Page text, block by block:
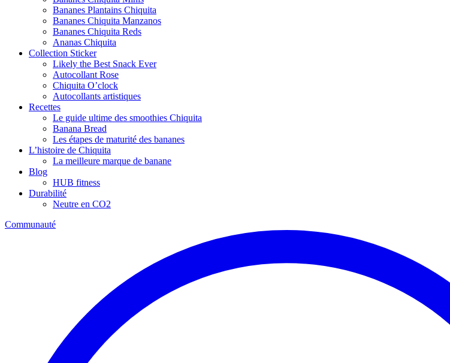
Bananes Plantains Chiquita
Bananes Chiquita Manzanos
Bananes Chiquita Reds
Ananas Chiquita
Collection Sticker
Likely the Best Snack Ever
Autocollant Rose
Chiquita O’clock
Autocollants artistiques
Recettes
Le guide ultime des smoothies Chiquita
Banana Bread
Les étapes de maturité des bananes
L’histoire de Chiquita
La meilleure marque de banane
Blog
HUB fitness
Durabilité
Neutre en CO2
Communauté